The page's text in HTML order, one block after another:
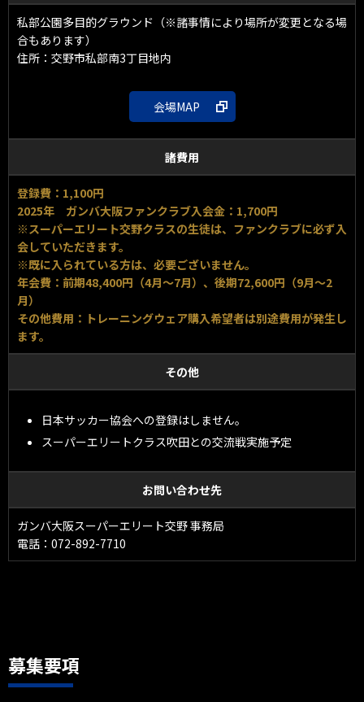
私部公園多目的グラウンド（※諸事情により場所が変更となる場
合もあります）
住所：交野市私部南3丁目地内
会場MAP
諸費用
登録費：1,100円
2025年 ガンバ大阪ファンクラブ入会金：1,700円
※スーパーエリート交野クラスの生徒は、ファンクラブに必ず入
会していただきます。
※既に入られている方は、必要ございません。
年会費：前期48,400円（4月～7月）、後期72,600円（9月～2
月）
その他費用：トレーニングウェア購入希望者は別途費用が発生し
ます。
その他
日本サッカー協会への登録はしません。
スーパーエリートクラス吹田との交流戦実施予定
お問い合わせ先
ガンバ大阪スーパーエリート交野 事務局
電話：072-892-7710
募集要項